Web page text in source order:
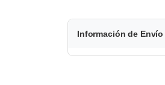
$
3
Información de Envío